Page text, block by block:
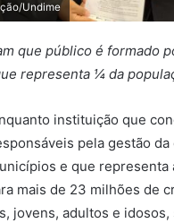
Undime
que público é formado
representa ¼ da
instituição que
pela gestão da
e que representa
mais de 23 milhões de
jovens, adultos e idosos,